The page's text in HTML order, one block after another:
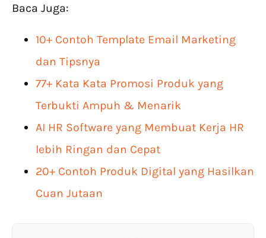
Baca Juga:
10+ Contoh Template Email Marketing
dan Tipsnya
77+ Kata Kata Promosi Produk yang
Terbukti Ampuh & Menarik
AI HR Software yang Membuat Kerja HR
lebih Ringan dan Cepat
20+ Contoh Produk Digital yang Hasilkan
Cuan Jutaan